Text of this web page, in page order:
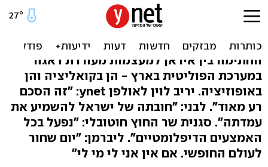
לפיד על הסכם הגרעין: "יום
רע ליהודים"
החתימה בין איראן למעצמות מעוררת דאגה
במערכת הפוליטית בארץ - הן בקואליציה והן
באופוזיציה. יריב לוין לאולפן ynet: "זה הסכם
רע מאוד". לבני: "חובתה של ישראל להשמיע את
עמדתה". סגנית שר החוץ חוטובלי: "נפעל בכל
האמצעים הדיפלומטיים". ליברמן: "יום שחור
לעולם החופשי. אם אין אני לי מי לי"